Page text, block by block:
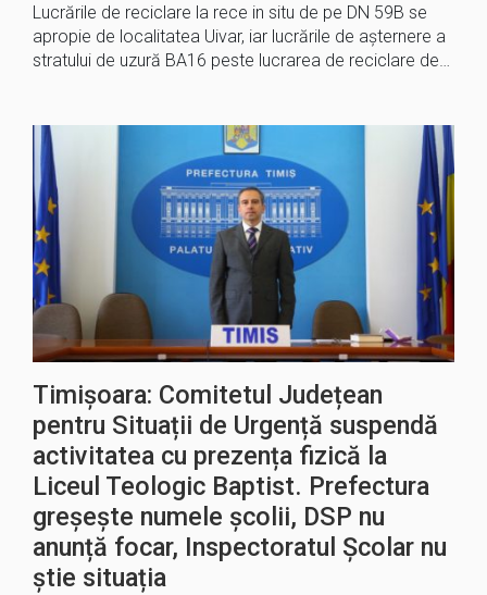
Lucrările de reciclare la rece in situ de pe DN 59B se
apropie de localitatea Uivar, iar lucrările de așternere a
stratului de uzură BA16 peste lucrarea de reciclare de…
Timișoara: Comitetul Județean
pentru Situații de Urgență suspendă
activitatea cu prezența fizică la
Liceul Teologic Baptist. Prefectura
greșește numele școlii, DSP nu
anunță focar, Inspectoratul Școlar nu
știe situația